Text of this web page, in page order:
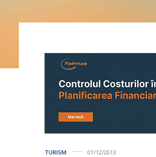
TURISM 01/12/2013